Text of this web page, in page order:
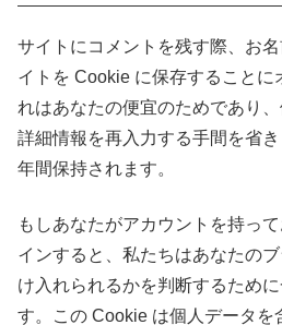
サイトにコメントを残す際、お
イトを Cookie に保存することに
れはあなたの便宜のためであり
詳細情報を再入力する手間を省
年間保持されます。
もしあなたがアカウントを持っ
インすると、私たちはあなたの
け入れられるかを判断するため
す。この Cookie は個人データを